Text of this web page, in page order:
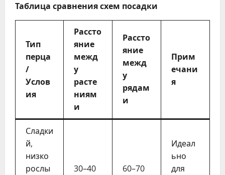
Таблица сравнения схем посадки
Тип
перца
/
Услов
ия
Рассто
яние
межд
у
расте
ниям
и
Рассто
яние
межд
у
рядам
и
Прим
ечани
я
Сладки
й,
низко
рослы
30–40
60–70
Идеал
ьно
для